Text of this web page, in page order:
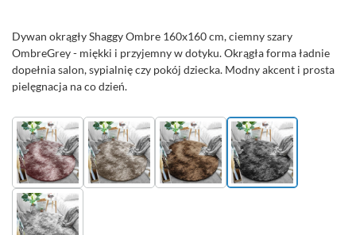
Dywan okrągły Shaggy Ombre 160x160 cm, ciemny szary
OmbreGrey - miękki i przyjemny w dotyku. Okrągła forma ładnie
dopełnia salon, sypialnię czy pokój dziecka. Modny akcent i prosta
pielęgnacja na co dzień.